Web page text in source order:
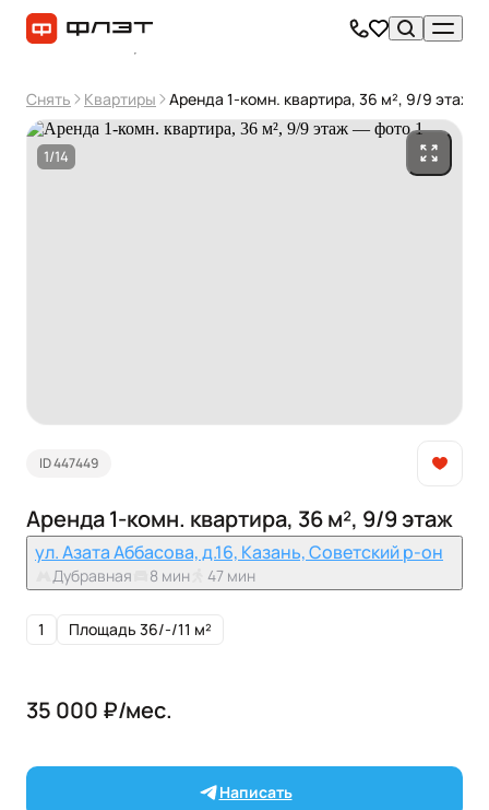
Снять Квартиры Аренда 1-комн. квартира, 36 м², 9/9 этаж
1/14
ID 447449
Аренда 1-комн. квартира, 36 м², 9/9 этаж
ул. Азата Аббасова, д.16, Казань, Советский р-он
Дубравная 8 мин 47 мин
1 Площадь 36/-/11 м²
35 000 ₽/мес.
Написать